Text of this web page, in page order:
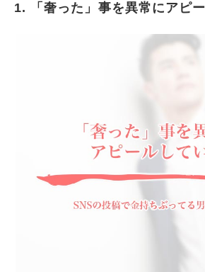
ブランド品しかない写真
アップする写真にさりげなく写
1. 「奢った」事を異常にアピ